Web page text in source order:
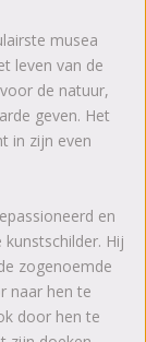
musea
leven van de
de natuur,
geven. Het
in zijn even
en
Hij
zogenoemde
naar hen te
door hen te